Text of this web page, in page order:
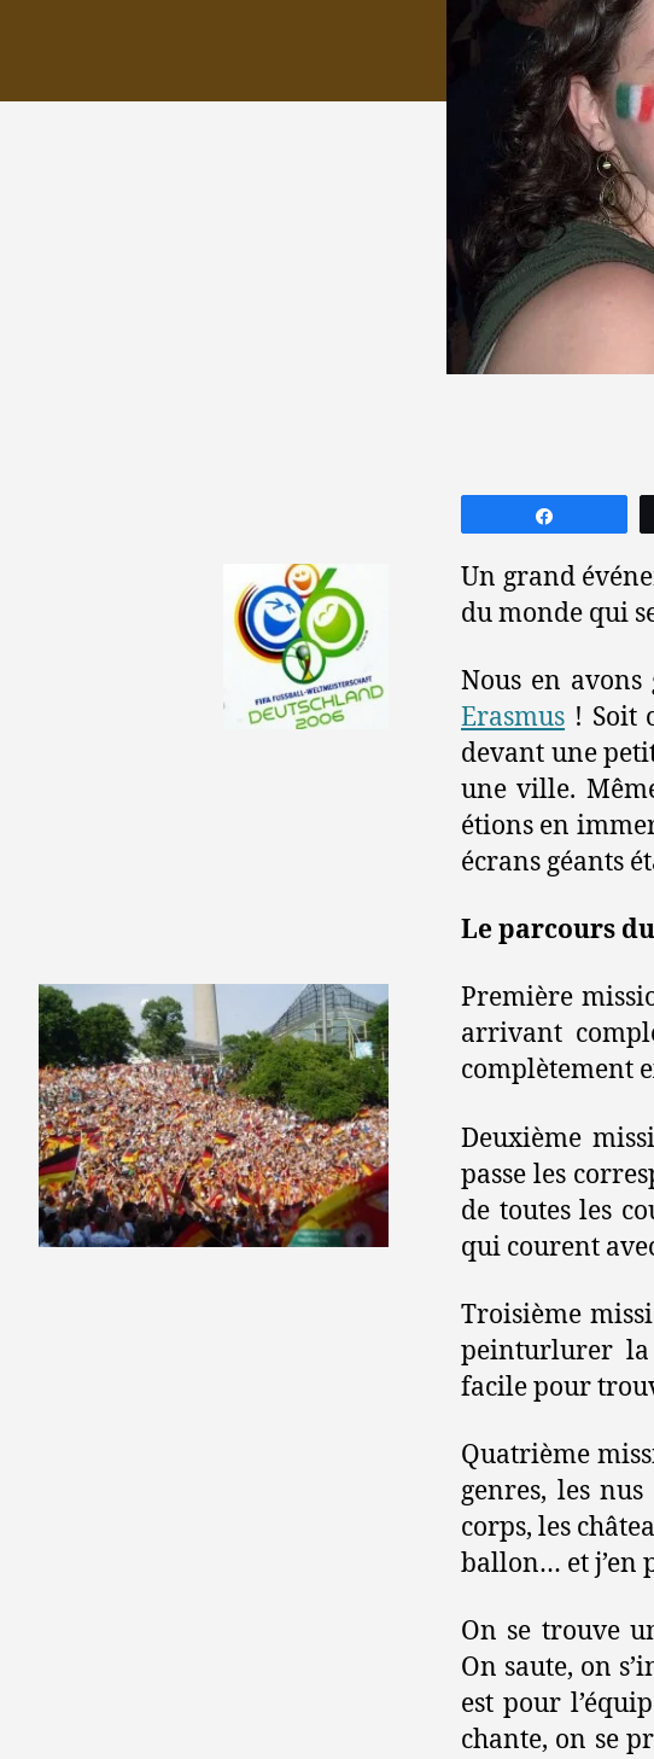
Un grand
du monde qui
Nous en
Erasmus ! Soit
devant une
une ville.
étions en
écrans géants
Le parcours
Première
arrivant
complètement
Deuxième
passe les
de toutes les
qui courent
Troisième
peinturlurer la
facile pour
Quatrième
genres, les
corps, les
ballon… et j’en
On se trouve
On saute, on
est pour
chante, on se